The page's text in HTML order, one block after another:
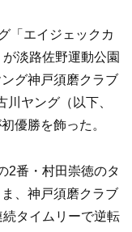
「エイジェックカ
淡路佐野運動公園
グ神戸須磨クラブ
川ヤング（以下、
優勝を飾った。
2番・村田崇徳のタ
、神戸須磨クラブ
タイムリーで逆転